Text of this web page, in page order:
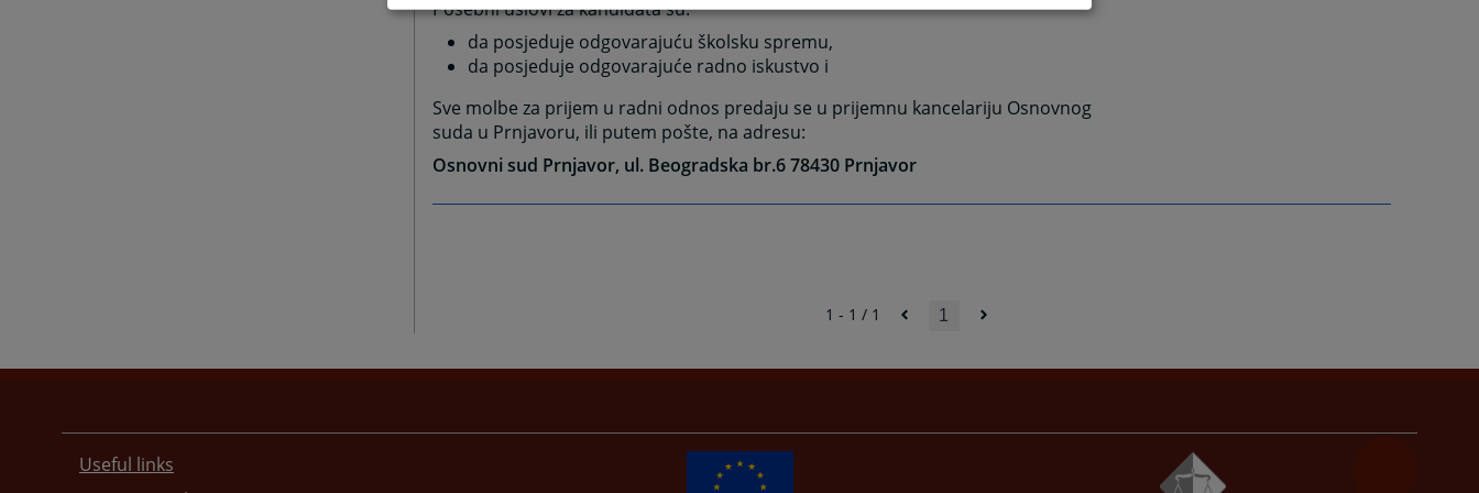
Posebni uslovi za kandidata su:
da posjeduje odgovarajuću školsku spremu,
da posjeduje odgovarajuće radno iskustvo i
Sve molbe za prijem u radni odnos predaju se u prijemnu kancelariju Osnovnog
suda u Prnjavoru, ili putem pošte, na adresu:
Osnovni sud Prnjavor, ul. Beogradska br.6 78430 Prnjavor
1 - 1 / 1 1
Useful links